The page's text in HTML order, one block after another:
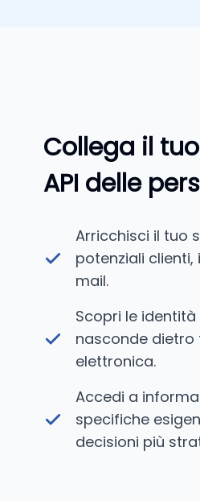
Collega il
API delle
Arricchisci il tuo
potenziali
mail.
Scopri le
nasconde
elettronica.
Accedi a
specifiche
decisioni più